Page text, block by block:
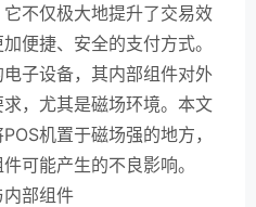
不仅极大地提升了交易效
便捷、安全的支付方式。
子设备，其内部组件对外
，尤其是磁场环境。本文
机置于磁场强的地方，
可能产生的不良影响。
部组件